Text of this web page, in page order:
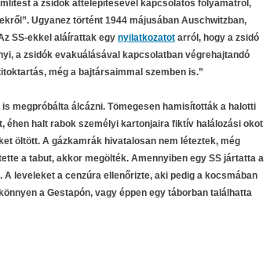
a zsidók áttelepítésével kapcsolatos folyamatról,
Ugyanez történt 1944 májusában Auschwitzban,
SS-ekkel aláírattak egy nyilatkozatot arról, hogy a zsidó
a zsidók evakuálásával kapcsolatban végrehajtandó
még a bajtársaimmal szemben is.”
megpróbálta álcázni. Tömegesen hamisították a halotti
éhen halt rabok személyi kartonjaira fiktív halálozási okot
öltött. A gázkamrák hivatalosan nem léteztek, még
a tabut, akkor megölték. Amennyiben egy SS jártatta a
leveleket a cenzúra ellenőrizte, aki pedig a kocsmában
a Gestapón, vagy éppen egy táborban találhatta